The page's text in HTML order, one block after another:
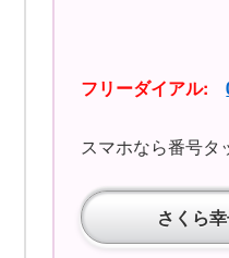
フリーダイアル:
スマホなら番号タ
さくら